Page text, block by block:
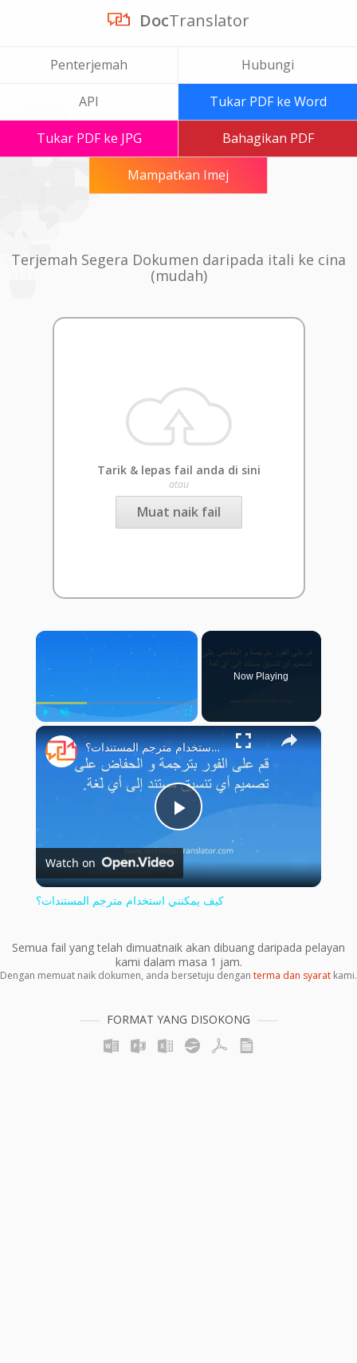
DocTranslator
Penterjemah Hubungi
API Tukar PDF ke Word
Tukar PDF ke JPG Bahagikan PDF
Mampatkan Imej
Terjemah Segera Dokumen daripada itali ke cina
(mudah)
Tarik & lepas fail anda di sini
atau
Muat naik fail
×
Play Unmute Fullscreen
Now Playing
×
Play
Video
كيف يمكنني استخدام مترجم المستندات؟
Watch on
كيف يمكنني استخدام مترجم المستندات؟
Semua fail yang telah dimuatnaik akan dibuang daripada pelayan
kami dalam masa 1 jam.
Dengan memuat naik dokumen, anda bersetuju dengan terma dan syarat kami.
FORMAT YANG DISOKONG